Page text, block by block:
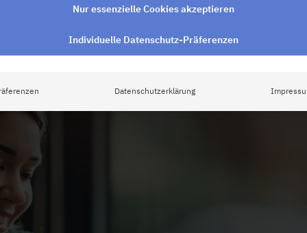
Nur essenzielle Cookies akzeptieren
Individuelle Datenschutz-Präferenzen
Datenschutzerklärung